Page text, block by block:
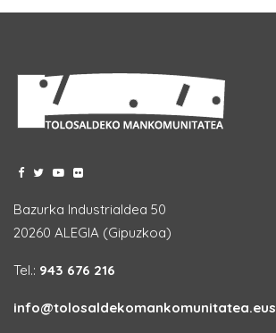
Bazurka Industrialdea 50
20260 ALEGIA (Gipuzkoa)
Tel.: 943 676 216
info@tolosaldekomankomunitatea.eus